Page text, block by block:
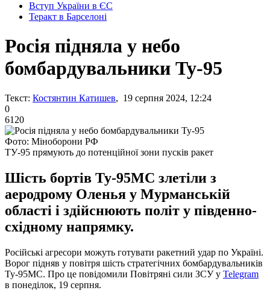
Вступ України в ЄС
Теракт в Барселоні
Росія підняла у небо
бомбардувальники Ту-95
Текст: Костянтин Катишев, 19 серпня 2024, 12:24
0
6120
Фото: Міноборони РФ
ТУ-95 прямують до потенційної зони пусків ракет
Шість бортів Ту-95МС злетіли з
аеродрому Оленья у Мурманській
області і здійснюють політ у південно-
східному напрямку.
Російські агресори можуть готувати ракетний удар по Україні.
Ворог підняв у повітря шість стратегічних бомбардувальників
Ту-95МС. Про це повідомили Повітряні сили ЗСУ у Telegram
в понеділок, 19 серпня.